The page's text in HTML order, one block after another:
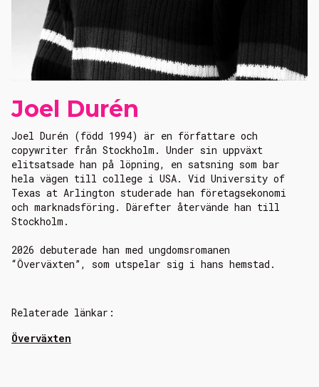
Joel Durén
Joel Durén (född 1994) är en författare och
copywriter från Stockholm. Under sin uppväxt
elitsatsade han på löpning, en satsning som bar
hela vägen till college i USA. Vid University of
Texas at Arlington studerade han företagsekonomi
och marknadsföring. Därefter återvände han till
Stockholm.
2026 debuterade han med ungdomsromanen
“Överväxten”, som utspelar sig i hans hemstad.
Relaterade länkar:
Överväxten